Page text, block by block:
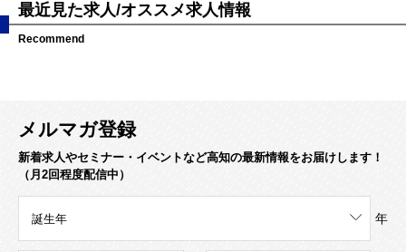
最近見た求人/オススメ求人情報
Recommend
メルマガ登録
新着求人やセミナー・イベントなど高知の最新情報をお届けします！
（月2回程度配信中）
年